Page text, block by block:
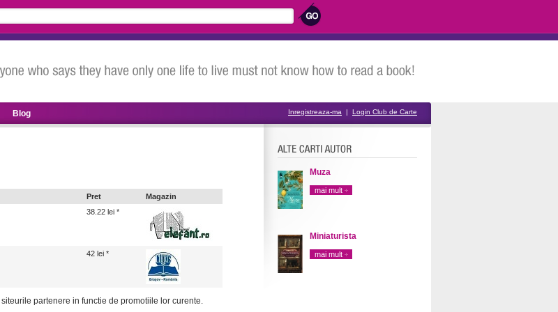
Blog Inregistreaza-ma | Login Club de Carte
Pret Magazin
38.22 lei *
42 lei *
partenere in functie de promotiile lor curente.
Muza
mai mult
Miniaturista
mai mult